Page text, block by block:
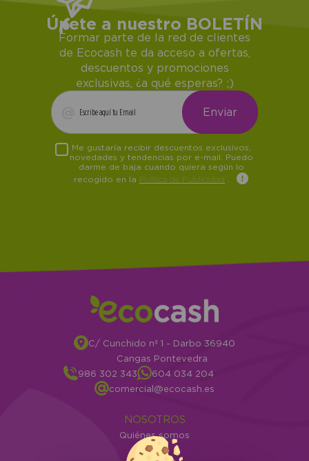
Únete a nuestro BOLETÍN
Formar parte de la red de clientes
de Ecocash te da acceso a ofertas,
descuentos y promociones
exclusivas, ¿a qué esperas? ;)
Me gustaría recibir descuentos exclusivos,
novedades y tendencias por e-mail. Puedo
darme de baja cuando quiera según lo
recogido en la Política de Publicidad
C/ Cunchido nº 1 - Darbo 36940
Cangas Pontevedra
986 302 343
604 034 204
comercial@ecocash.es
NOSOTROS
Quiénes somos
Info